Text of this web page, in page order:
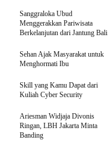
Sanggraloka Ubud
Menggerakkan Pariwisata
Berkelanjutan dari Jantung Bali
Sehan Ajak Masyarakat untuk
Menghormati Ibu
Skill yang Kamu Dapat dari
Kuliah Cyber Security
Ariesman Widjaja Divonis
Ringan, LBH Jakarta Minta
Banding